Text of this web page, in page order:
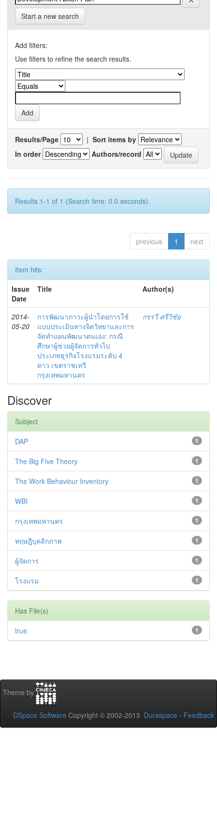
Start a new search
Add filters:
Use filters to refine the search results.
Results/Page | Sort items by
In order
Authors/record
Results 1-1 of 1 (Search time: 0.0 seconds).
previous 1 next
Item hits:
Issue
Date
Title Author(s)
2014-
05-20
การพัฒนาภาวะผู้นำโดยการใช้
แบบประเมินทางจิตวิทยาและการ
จัดทำแผนพัฒนาตนเอง: กรณี
ศึกษาผู้ช่วยผู้จัดการทั่วไป
ประเภทธุรกิจโรงแรมระดับ 4
ดาว เขตราชเทวี
กรุงเทพมหานคร
กรรวี ศรีวิชัย
Discover
Subject
1
DAP
1
The Big Five Theory
1
The Work Behaviour Inventory
1
WBI
1
กรุงเทพมหานคร
1
ทฤษฎีบุคลิกภาพ
1
ผู้จัดการ
1
โรงแรม
Has File(s)
1
true
Theme by
DSpace Software Copyright © 2002-2013 Duraspace - Feedback